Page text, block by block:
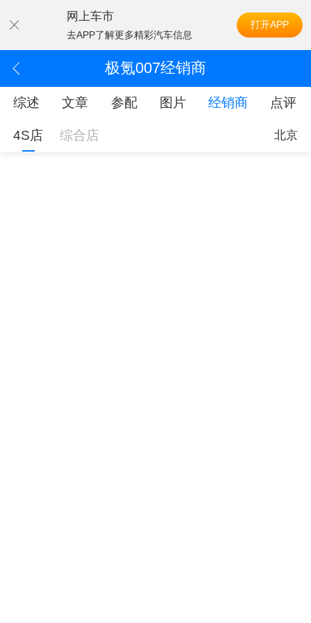
网上车市
去APP了解更多精彩汽车信息
打开APP
极氪007经销商
综述 文章 参配 图片 经销商 点评
4S店 综合店 北京